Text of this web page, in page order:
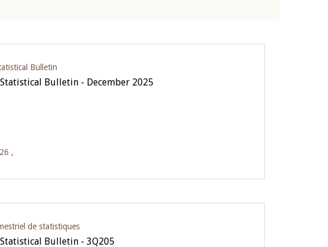
Bulletin
Bulletin - December 2025
,
de statistiques
Bulletin - 3Q205